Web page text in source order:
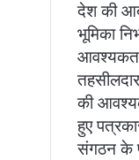
देश की
भूमिका
आवश्यकता
की
हुए
संगठन के